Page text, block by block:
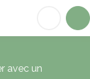
avec un